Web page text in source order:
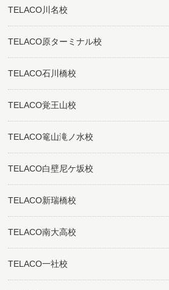
TELACO川名校
TELACO原ターミナル校
TELACO石川橋校
TELACO覚王山校
TELACO篭山滝ノ水校
TELACO白壁尼ケ坂校
TELACO新瑞橋校
TELACO南大高校
TELACO一社校